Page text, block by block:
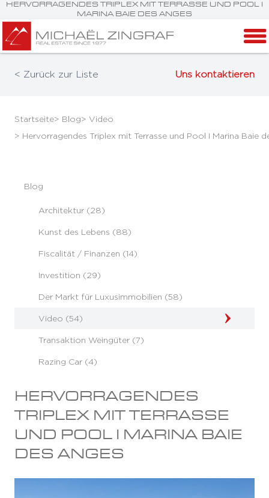
HERVORRAGENDES TRIPLEX MIT TERRASSE UND POOL I
MARINA BAIE DES ANGES
< Zurück zur Liste Uns kontaktieren
Startseite> Blog> Video
> Hervorragendes Triplex mit Terrasse und Pool I Marina Baie
Blog
Architektur (28)
Kunst des Lebens (88)
Fiscalität / Finanzen (14)
Investition (29)
Der Markt für Luxusimmobilien (58)
Video (54)
Transaktion Weingüter (7)
Razing Car (4)
HERVORRAGENDES
TRIPLEX MIT TERRASSE
UND POOL I MARINA BAIE
DES ANGES